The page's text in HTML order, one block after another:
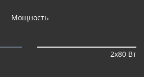
Мощность
2х80 Вт